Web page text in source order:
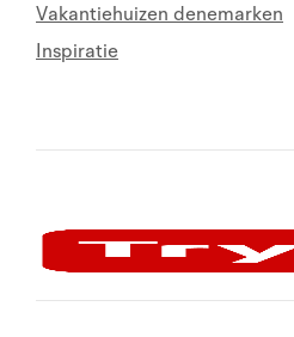
Vakantiehuizen denemarken
Inspiratie